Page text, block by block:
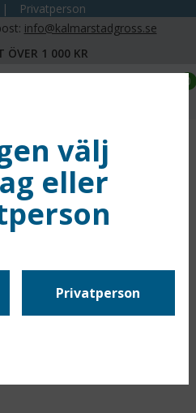
|
Privatperson
info@kalmarstadgross.se
ÖVER 1 000 KR
0
är tom
välj
eller
Privatperson